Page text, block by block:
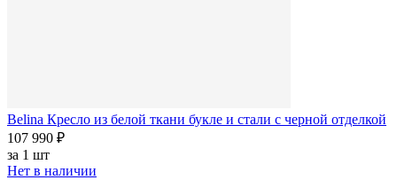
Belina Кресло из белой ткани букле и стали с черной отделкой
107 990 ₽
за 1 шт
Нет в наличии